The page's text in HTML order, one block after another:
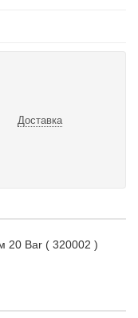
Доставка
20 Bar ( 320002 )